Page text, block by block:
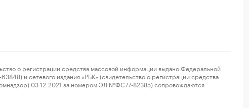
о регистрации средства массовой информации выдано Федеральной
и сетевого издания «РБК» (свидетельство о регистрации средства
03.12.2021 за номером ЭЛ №ФС77-82385) сопровождаются